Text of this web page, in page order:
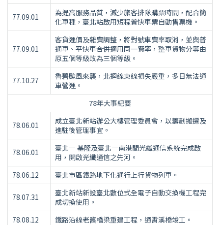
77.09.01
為提高服務品質，減少旅客排隊購票時間，配合簡
化車種，臺北站啟用短程普快車票自動售票機。
77.09.01
客貨運價及雜費調整，將對號車費率取消，並與普
通車、平快車合併適用同一費率，整車貨物分等由
原五個等級改為三個等級。
77.10.27
魯碧颱風來襲，北迴線東線損失嚴重，多日無法通
車營運。
78年大事紀要
78.06.01
成立臺北新站辦公大樓管理委員會，以籌劃搬遷及
進駐後管理事宜。
78.06.01
臺北— 基隆及臺北—南港間光纖通信系統完成啟
用，開啟光纖通信之先河。
78.06.12
臺北市區鐵路地下化通行上行貨物列車。
78.07.31
臺北新站新設臺北數位式全電子自動交換機工程完
成切換使用。
78.08.12
鐵路沿線老舊橋梁重建工程，通霄溪橋竣工。